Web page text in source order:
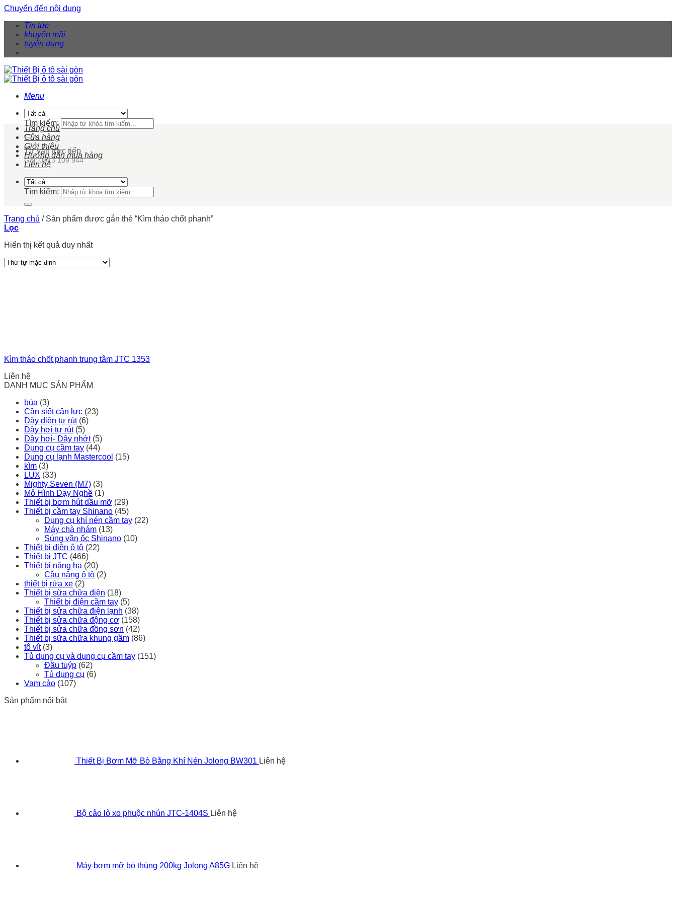
Chuyển đến nội dung
Tin tức
khuyến mãi
tuyển dụng
Menu
Tìm kiếm:
Tư vấn trực tiếp
Gọi: 0913 109 944
Trang chủ
Cửa hàng
Giới thiệu
Hướng dẫn mua hàng
Liên hệ
Tìm kiếm:
Trang chủ /Sản phẩm được gắn thẻ “Kìm tháo chốt phanh”
Lọc
Hiển thị kết quả duy nhất
Kìm tháo chốt phanh trung tâm JTC 1353
Liên hệ
DANH MỤC SẢN PHẨM
búa (3)
Cần siết cân lực (23)
Dây điện tự rút (6)
Dây hơi tự rút (5)
Dây hơi- Dây nhớt (5)
Dụng cụ cầm tay (44)
Dụng cụ lạnh Mastercool (15)
kìm (3)
LUX (33)
Mighty Seven (M7) (3)
Mô Hình Dạy Nghề (1)
Thiết bị bơm hút dầu mỡ (29)
Thiết bị cầm tay Shinano (45)
Dụng cụ khí nén cầm tay (22)
Máy chà nhám (13)
Súng vặn ốc Shinano (10)
Thiết bị điện ô tô (22)
Thiết bị JTC (466)
Thiết bị nâng hạ (20)
Cầu nâng ô tô (2)
thiết bị rửa xe (2)
Thiết bị sữa chữa điện (18)
Thiết bị điện cầm tay (5)
Thiết bị sửa chữa điện lạnh (38)
Thiết bị sửa chữa động cơ (158)
Thiết bị sửa chữa đồng sơn (42)
Thiết bị sữa chữa khung gầm (86)
tô vít (3)
Tủ dụng cụ và dụng cụ cầm tay (151)
Đầu tuýp (62)
Tủ dụng cụ (6)
Vam cảo (107)
Sản phẩm nổi bật
Thiết Bị Bơm Mỡ Bò Bằng Khí Nén Jolong BW301 Liên hệ
Bộ cảo lò xo phuộc nhún JTC-1404S Liên hệ
Máy bơm mỡ bò thùng 200kg Jolong A85G Liên hệ